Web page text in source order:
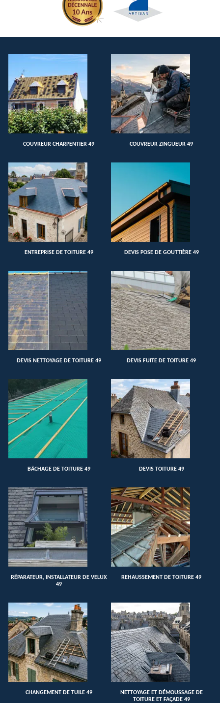
COUVREUR CHARPENTIER 49 COUVREUR ZINGUEUR 49
ENTREPRISE DE TOITURE 49 DEVIS POSE DE GOUTTIÈRE 49
DEVIS NETTOYAGE DE TOITURE 49 DEVIS FUITE DE TOITURE 49
BÂCHAGE DE TOITURE 49 DEVIS TOITURE 49
RÉPARATEUR, INSTALLATEUR DE VELUX
49
REHAUSSEMENT DE TOITURE 49
CHANGEMENT DE TUILE 49
NETTOYAGE ET DÉMOUSSAGE DE
TOITURE ET FAÇADE 49